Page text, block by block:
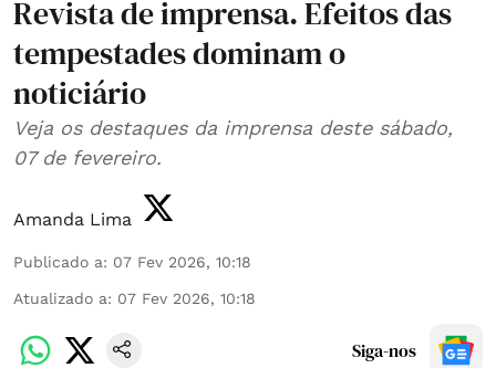
Revista de imprensa. Efeitos das
tempestades dominam o
noticiário
Veja os destaques da imprensa deste sábado,
07 de fevereiro.
Amanda Lima
Publicado a: 07 Fev 2026, 10:18
Atualizado a: 07 Fev 2026, 10:18
Siga-nos